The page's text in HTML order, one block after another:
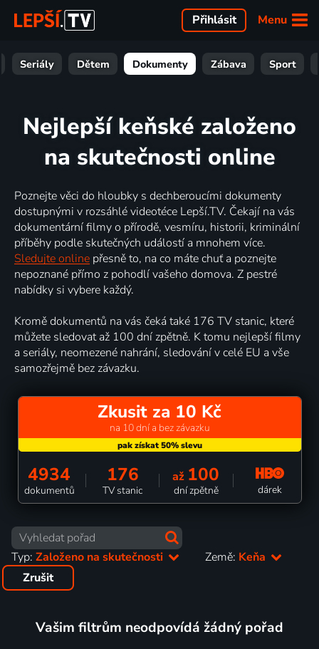
Menu
Přihlásit
Seriály Dětem Dokumenty Zábava Sport
Nejlepší keňské založeno
na skutečnosti online
Poznejte věci do hloubky s dechberoucími dokumenty
dostupnými v rozsáhlé videotéce Lepší.TV. Čekají na vás
dokumentární filmy o přírodě, vesmíru, historii, kriminální
příběhy podle skutečných událostí a mnohem více.
Sledujte online přesně to, na co máte chuť a poznejte
nepoznané přímo z pohodlí vašeho domova. Z pestré
nabídky si vybere každý.
Kromě dokumentů na vás čeká také 176 TV stanic, které
můžete sledovat až 100 dní zpětně. K tomu nejlepší filmy
a seriály, neomezené nahrání, sledování v celé EU a vše
samozřejmě bez závazku.
Zkusit za 10 Kč
na 10 dní a bez závazku
4934
dokumentů
176
TV stanic
až 100
dní zpětně dárek
Typ: Založeno na skutečnosti Země: Keňa
Zrušit
Vašim filtrům neodpovídá žádný pořad